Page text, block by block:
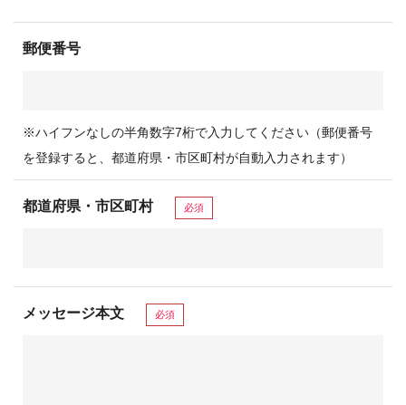
郵便番号
※ハイフンなしの半角数字7桁で入力してください（郵便番号
を登録すると、都道府県・市区町村が自動入力されます）
都道府県・市区町村 必須
メッセージ本文 必須